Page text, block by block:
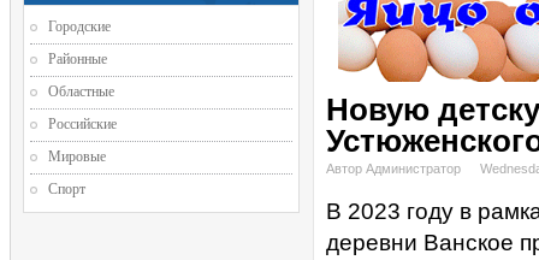
Новую
Автор Администратор
В 2023 году в
деревни Ванское
Городские
Районные
Областные
Российские
Мировые
Спорт